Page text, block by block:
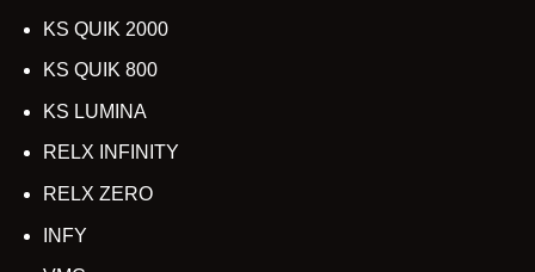
KS QUIK 2000
KS QUIK 800
KS LUMINA
RELX INFINITY
RELX ZERO
INFY